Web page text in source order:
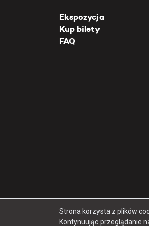
Ekspozycja
Kup bilety
FAQ
Strona korzysta z plików
Kontynuując przeglądanie